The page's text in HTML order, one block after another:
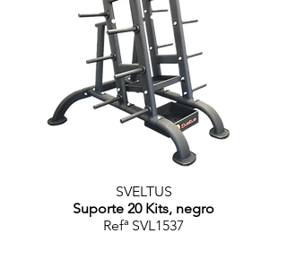
SVELTUS
Suporte 20 Kits, negro
Refª SVL1537